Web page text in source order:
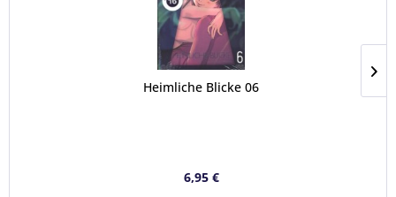
Heimliche Blicke 06
6,95 €